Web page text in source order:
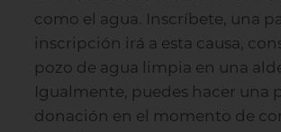
como el agua. Inscríbete, una
inscripción irá a esta causa,
pozo de agua limpia en una
Igualmente, puedes hacer una
donación en el momento de